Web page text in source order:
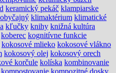
keramický pekáč klampiarske
klimaktérium klimatické
kľučky knihy knižná kultúra
koberec kognitívne funkcie
kokosové mlieko kokosové vlákno
kokosový olej kokosový orech
korčule kolíska kombinovanie
kompostovanie kompozitné dosky